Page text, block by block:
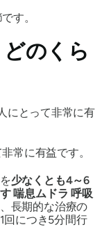
す。
のくら
にとって非常に有
常に有益です。
少なくとも4～6
喘息ムドラ 呼吸
、長期的な治療の
回につき5分間行